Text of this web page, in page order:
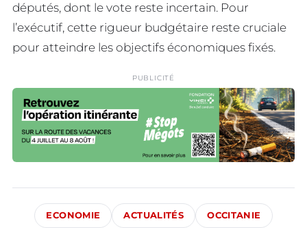
députés, dont le vote reste incertain. Pour
l’exécutif, cette rigueur budgétaire reste cruciale
pour atteindre les objectifs économiques fixés.
PUBLICITÉ
ECONOMIE ACTUALITÉS OCCITANIE